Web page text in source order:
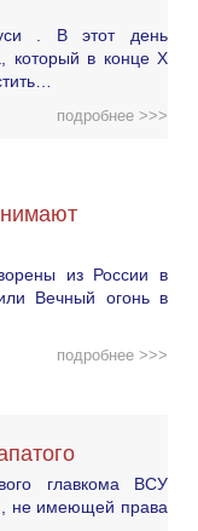
. В этот день
который в конце X
подробнее >>>
из России в
Вечный огонь в
подробнее >>>
главкома ВСУ
не имеющей права